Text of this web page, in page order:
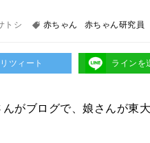
トシ 赤ちゃん 赤ちゃん研究員
リツィート ラインを
がブログで、娘さんが東